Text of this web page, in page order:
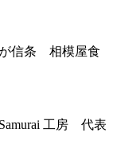
が信条 相模屋食